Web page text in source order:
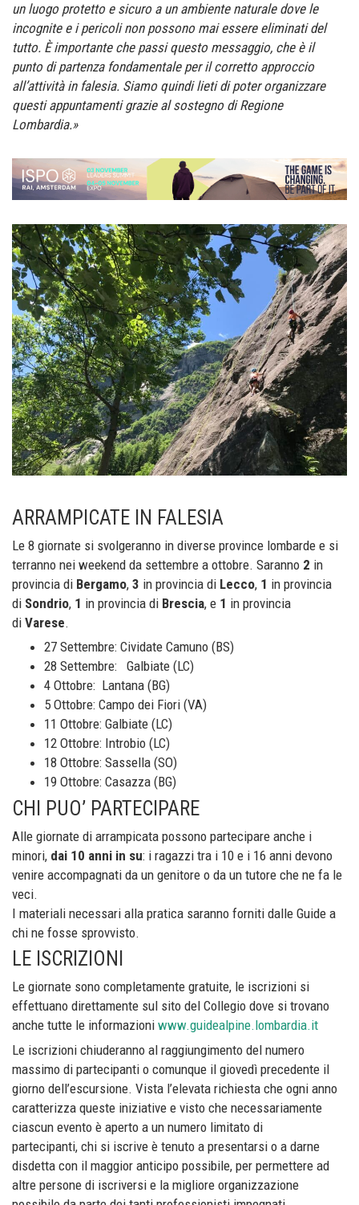
un luogo protetto e sicuro a un ambiente naturale dove le
incognite e i pericoli non possono mai essere eliminati del
tutto. È importante che passi questo messaggio, che è il
punto di partenza fondamentale per il corretto approccio
all’attività in falesia. Siamo quindi lieti di poter organizzare
questi appuntamenti grazie al sostegno di Regione
Lombardia.»
ARRAMPICATE IN FALESIA
Le 8 giornate si svolgeranno in diverse province lombarde e si
terranno nei weekend da settembre a ottobre. Saranno 2 in
provincia di Bergamo, 3 in provincia di Lecco, 1 in provincia
di Sondrio, 1 in provincia di Brescia, e 1 in provincia
di Varese.
27 Settembre: Cividate Camuno (BS)
28 Settembre: Galbiate (LC)
4 Ottobre: Lantana (BG)
5 Ottobre: Campo dei Fiori (VA)
11 Ottobre: Galbiate (LC)
12 Ottobre: Introbio (LC)
18 Ottobre: Sassella (SO)
19 Ottobre: Casazza (BG)
CHI PUO’ PARTECIPARE
Alle giornate di arrampicata possono partecipare anche i
minori, dai 10 anni in su: i ragazzi tra i 10 e i 16 anni devono
venire accompagnati da un genitore o da un tutore che ne fa le
veci.
I materiali necessari alla pratica saranno forniti dalle Guide a
chi ne fosse sprovvisto.
LE ISCRIZIONI
Le giornate sono completamente gratuite, le iscrizioni si
effettuano direttamente sul sito del Collegio dove si trovano
anche tutte le informazioni www.guidealpine.lombardia.it
Le iscrizioni chiuderanno al raggiungimento del numero
massimo di partecipanti o comunque il giovedì precedente il
giorno dell’escursione. Vista l’elevata richiesta che ogni anno
caratterizza queste iniziative e visto che necessariamente
ciascun evento è aperto a un numero limitato di
partecipanti, chi si iscrive è tenuto a presentarsi o a darne
disdetta con il maggior anticipo possibile, per permettere ad
altre persone di iscriversi e la migliore organizzazione